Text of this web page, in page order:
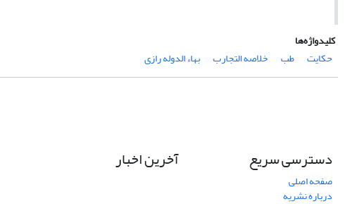
کلیدواژه‌ها
حکایت
طب خلاصه التجارب بهاء الدوله رازی
دسترسی سریع
صفحه اصلی
درباره نشریه
آخرین اخبار